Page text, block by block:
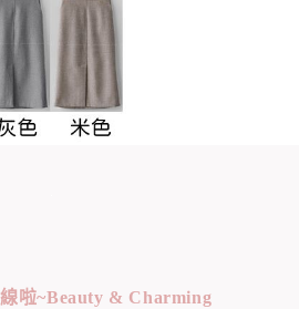
啦~Beauty & Charming